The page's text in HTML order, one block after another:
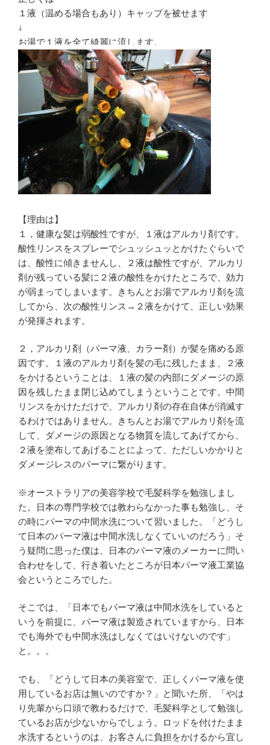
１液（温める場合もあり）キャップを被せます
↓
お湯で１液を全て綺麗に流します。
【理由は】
１，健康な髪は弱酸性ですが、１液はアルカリ剤です。
酸性リンスをスプレーでシュッシュッとかけたぐらいで
は、酸性に傾きませんし、２液は酸性ですが、アルカリ
剤が残っている髪に２液の酸性をかけたところで、効力
が弱まってしまいます。きちんとお湯でアルカリ剤を流
してから、次の酸性リンス→２液をかけて、正しい効果
が発揮されます。
２，アルカリ剤（パーマ液、カラー剤）が髪を痛める原
因です。１液のアルカリ剤を髪の毛に残したまま、２液
をかけるということは、１液の髪の内部にダメージの原
因を残したまま閉じ込めてしまうということです。中間
リンスをかけただけで、アルカリ剤の存在自体が消滅す
るわけではありません。きちんとお湯でアルカリ剤を流
して、ダメージの原因となる物質を流してあげてから、
２液を塗布してあげることによって、ただしいかかりと
ダメージレスのパーマに繋がります。
※オーストラリアの美容学校で毛髪科学を勉強しまし
た。日本の専門学校では教わらなかった事も勉強し、そ
の時にパーマの中間水洗について習いました。「どうし
て日本のパーマ液は中間水洗しなくていいのだろう」そ
う疑問に思った僕は、日本のパーマ液のメーカーに問い
合わせをして、行き着いたところが日本パーマ液工業協
会というところでした。
そこでは、「日本でもパーマ液は中間水洗をしていると
いうを前提に、パーマ液は製造されていますから、日本
でも海外でも中間水洗はしなくてはいけないのです」
と。。。
でも、「どうして日本の美容室で、正しくパーマ液を使
用しているお店は無いのですか？」と聞いた所、「やは
り先輩から口頭で教わるだけで、毛髪科学として勉強し
ているお店が少ないからでしょう。ロッドを付けたまま
水洗するというのは、お客さんに負担をかけるから宜し